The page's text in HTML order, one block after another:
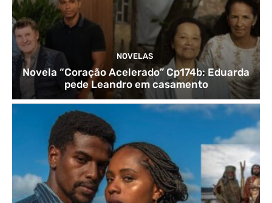
NOVELAS
Novela “Coração Acelerado” Cp174b: Eduarda
pede Leandro em casamento